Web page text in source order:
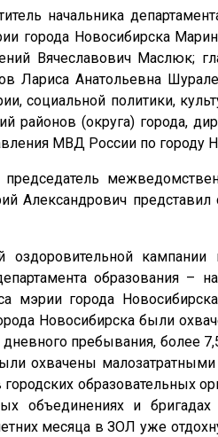
начальника
города Новосибирска
Вячеславович Маслюк;
Лариса Анатольевна
социальной политики,
районов (округа) города,
МВД России по городу
председатель
Александрович
оздоровительной
образования –
мэрии города
Новосибирска были
дневного пребывания, более
охвачены
городских образовательных
объединениях и
месяца в ЗОЛ уже